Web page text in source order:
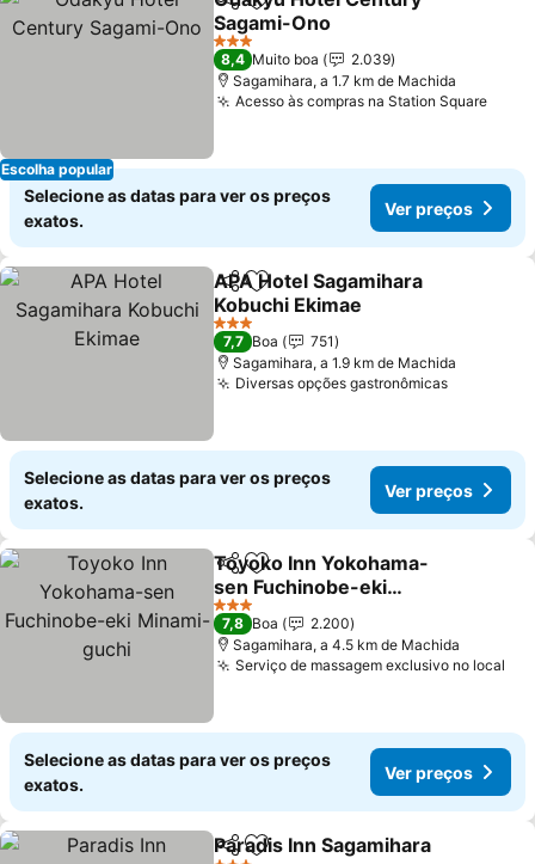
Escolha popular
PartilharAdicionar aos favoritos
Sagami-Ono
3 Estrelas
8,4 Muito boa
2.039
Sagamihara, a 1.7 km de Machida
Acesso às compras na Station Square
Selecione as datas para ver os preços
exatos.
Ver preços
PartilharAdicionar aos favoritos
APA Hotel Sagamihara
Kobuchi Ekimae
3 Estrelas
7,7 Boa
751
Sagamihara, a 1.9 km de Machida
Diversas opções gastronômicas
Selecione as datas para ver os preços
exatos.
Ver preços
PartilharAdicionar aos favoritos
Toyoko Inn Yokohama-
sen Fuchinobe-eki
Minami-guchi
3 Estrelas
7,8 Boa
2.200
Sagamihara, a 4.5 km de Machida
Serviço de massagem exclusivo no local
Selecione as datas para ver os preços
exatos.
Ver preços
PartilharAdicionar aos favoritos
Paradis Inn Sagamihara